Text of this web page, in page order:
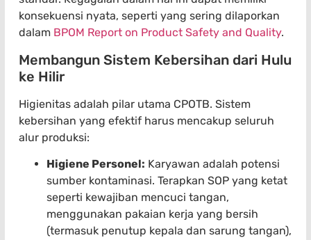
konsekuensi nyata, seperti yang sering dilaporkan
dalam BPOM Report on Product Safety and Quality.
Membangun Sistem Kebersihan dari Hulu
ke Hilir
Higienitas adalah pilar utama CPOTB. Sistem
kebersihan yang efektif harus mencakup seluruh
alur produksi:
Higiene Personel: Karyawan adalah potensi
sumber kontaminasi. Terapkan SOP yang ketat
seperti kewajiban mencuci tangan,
menggunakan pakaian kerja yang bersih
(termasuk penutup kepala dan sarung tangan),